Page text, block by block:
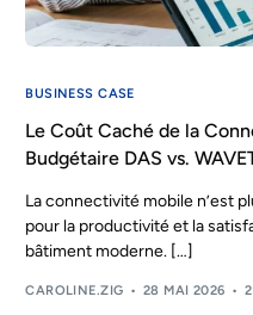
BUSINESS CASE
Le Coût Caché de la
Budgétaire DAS vs.
La connectivité mobile n’est
pour la productivité et la
bâtiment moderne. […]
CAROLINE.ZIG 28 MAI 2026
FR